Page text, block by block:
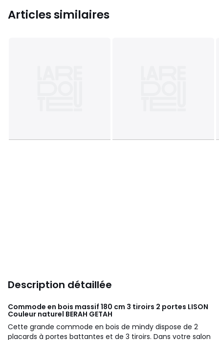
Articles similaires
Description détaillée
Commode en bois massif 180 cm 3 tiroirs 2 portes LISON
Couleur naturel BERAH GETAH
Cette grande commode en bois de mindy dispose de 2
placards à portes battantes et de 3 tiroirs. Dans votre salon